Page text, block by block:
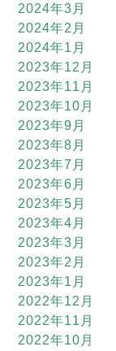
2024年3月
2024年2月
2024年1月
2023年12月
2023年11月
2023年10月
2023年9月
2023年8月
2023年7月
2023年6月
2023年5月
2023年4月
2023年3月
2023年2月
2023年1月
2022年12月
2022年11月
2022年10月